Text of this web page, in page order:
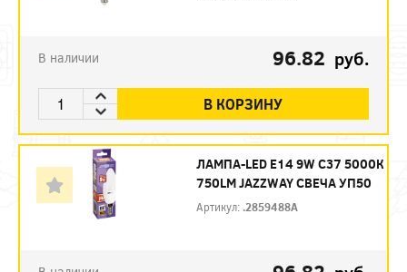
В наличии 96.82 руб.
В КОРЗИНУ
ЛАМПА-LED E14 9W C37 5000К
750LM JAZZWAY СВЕЧА УП50
Артикул: .2859488A